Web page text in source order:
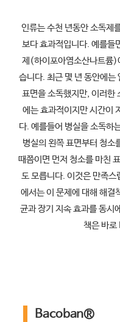
인류는 수천 년동안 소독제
보다 효과적입니다. 예를들
제(하이포아염소산나트륨)
습니다. 최근 몇 년 동안에는
표면을 소독했지만, 이러한
에는 효과적이지만 시간이
다. 예를들어 병실을 소독하
병실의 왼쪽 표면부터 청소
때쯤이면 먼저 청소를 마친
도 모릅니다. 이것은 만족스
에서는 이 문제에 대해 해결
균과 장기 지속 효과를 동시
책은 바
Bacoban®